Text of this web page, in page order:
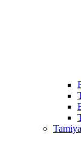
Tamiya